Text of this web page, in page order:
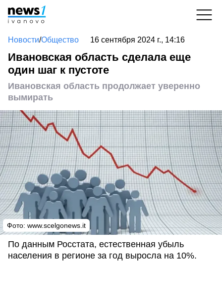
Новости/Общество 16 сентября 2024 г., 14:16
Ивановская область сделала еще
один шаг к пустоте
Ивановская область продолжает уверенно
вымирать
Фото: www.scelgonews.it
По данным Росстата, естественная убыль
населения в регионе за год выросла на 10%.